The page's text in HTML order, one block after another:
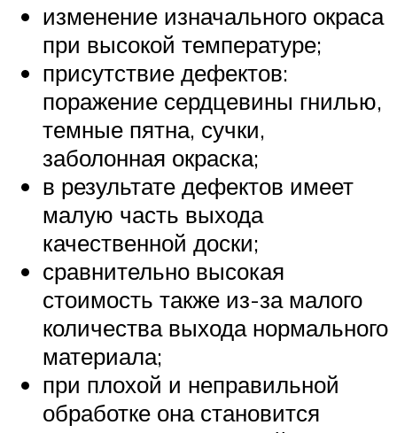
изменение изначального окраса
при высокой температуре;
присутствие дефектов:
поражение сердцевины гнилью,
темные пятна, сучки,
заболонная окраска;
в результате дефектов имеет
малую часть выхода
качественной доски;
сравнительно высокая
стоимость также из-за малого
количества выхода нормального
материала;
при плохой и неправильной
обработке она становится